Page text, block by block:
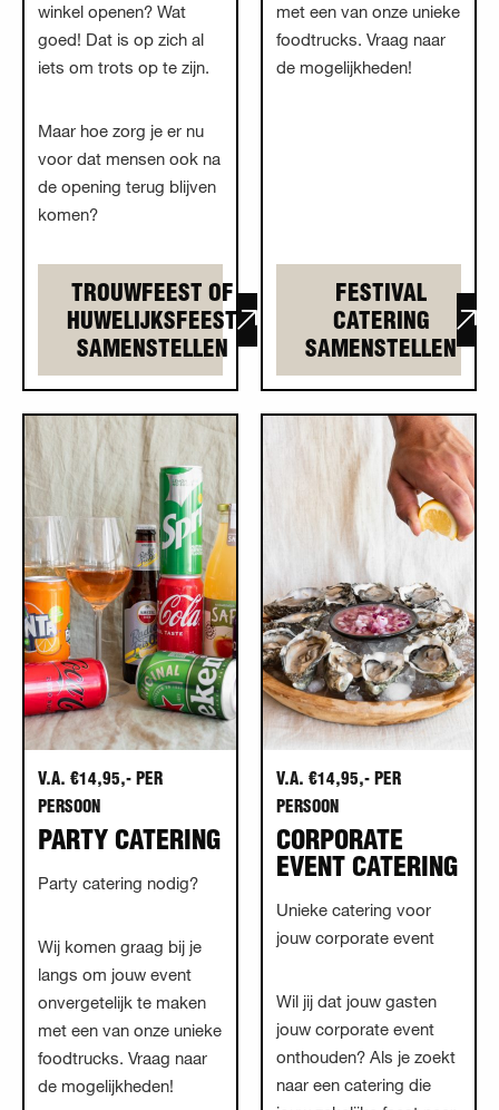
winkel openen? Wat
goed! Dat is op zich al
iets om trots op te zijn.
Maar hoe zorg je er nu
voor dat mensen ook na
de opening terug blijven
komen?
TROUWFEEST OF
HUWELIJKSFEEST
SAMENSTELLEN
met een van onze unieke
foodtrucks. Vraag naar
de mogelijkheden!
FESTIVAL
CATERING
SAMENSTELLEN
V.A. €14,95,- PER
PERSOON
PARTY CATERING
Party catering nodig?
Wij komen graag bij je
langs om jouw event
onvergetelijk te maken
met een van onze unieke
foodtrucks. Vraag naar
de mogelijkheden!
Lees meer overParty
catering
V.A. €14,95,- PER
PERSOON
CORPORATE
EVENT CATERING
Unieke catering voor
jouw corporate event
Wil jij dat jouw gasten
jouw corporate event
onthouden? Als je zoekt
naar een catering die
Lees meer overCorporate
event catering